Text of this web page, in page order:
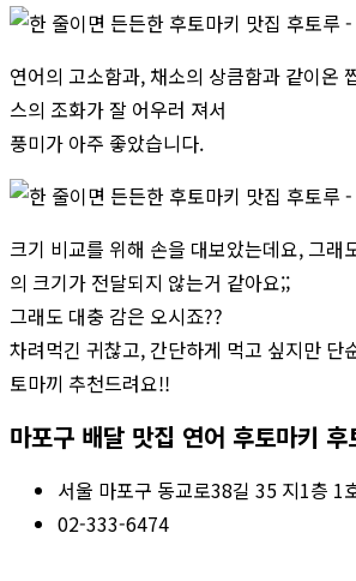
연어의 고소함과, 채소의 상큼함과 같이온
스의 조화가 잘 어우러 져서
풍미가 아주 좋았습니다.
크기 비교를 위해 손을 대보았는데요, 그래
의 크기가 전달되지 않는거 같아요;;
그래도 대충 감은 오시죠??
차려먹긴 귀찮고, 간단하게 먹고 싶지만 단
토마끼 추천드려요!!
마포구 배달 맛집 연어 후토마키 후
서울 마포구 동교로38길 35 지1층 1
02-333-6474